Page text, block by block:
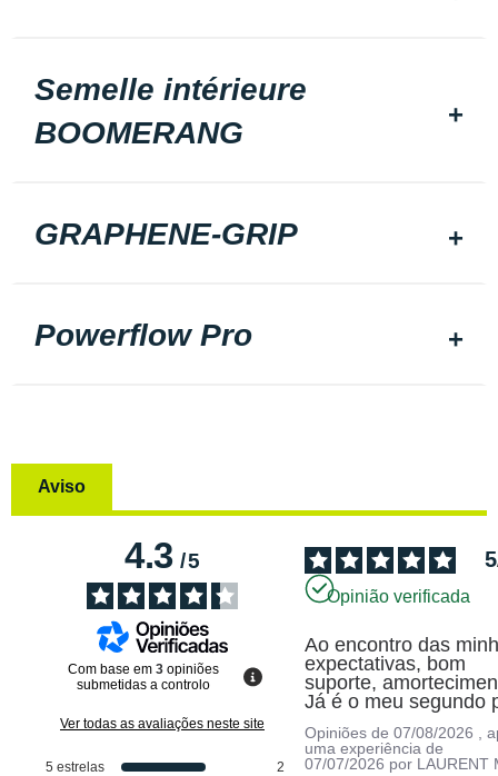
Semelle intérieure
BOOMERANG
GRAPHENE-GRIP
Powerflow Pro
Aviso
4.3/5
Com base em 3 opiniões
submetidas a controlo
Ver todas as avaliações neste site
5 estrelas
2
5
Opinião verificada
Ao encontro das
expectativas, bom
suporte,
Já é o meu segundo
Opiniões de07/08/2026
,
uma experiência de
07/07/2026 por LAURENT